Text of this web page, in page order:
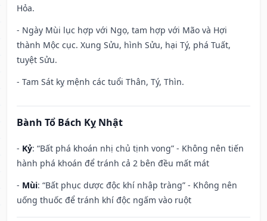
Hỏa.
- Ngày Mùi lục hợp với Ngọ, tam hợp với Mão và Hợi
thành Mộc cục. Xung Sửu, hình Sửu, hại Tý, phá Tuất,
tuyệt Sửu.
- Tam Sát kỵ mệnh các tuổi Thân, Tý, Thìn.
Bành Tổ Bách Kỵ Nhật
- Kỷ: “Bất phá khoán nhị chủ tịnh vong” - Không nên tiến
hành phá khoán để tránh cả 2 bên đều mất mát
- Mùi: “Bất phục dược độc khí nhập tràng” - Không nên
uống thuốc để tránh khí độc ngấm vào ruột